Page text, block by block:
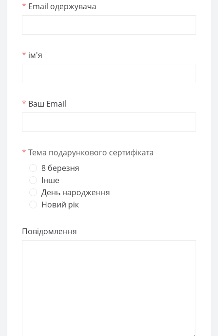
* Email одержувача
* ім'я
* Ваш Email
* Тема подарункового сертифіката
8 березня
Інше
День народження
Новий рік
Повідомлення